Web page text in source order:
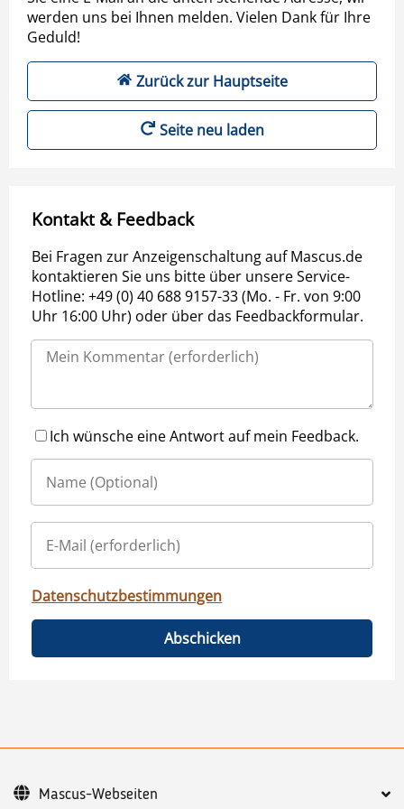
werden uns bei Ihnen melden. Vielen Dank für Ihre
Geduld!
Zurück zur Hauptseite
Seite neu laden
Kontakt & Feedback
Bei Fragen zur Anzeigenschaltung auf Mascus.de
kontaktieren Sie uns bitte über unsere Service-
Hotline: +49 (0) 40 688 9157-33 (Mo. - Fr. von 9:00
Uhr 16:00 Uhr) oder über das Feedbackformular.
Ich wünsche eine Antwort auf mein Feedback.
Datenschutzbestimmungen
Abschicken
Mascus-Webseiten